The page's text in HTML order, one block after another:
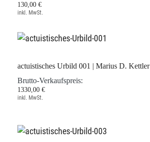
130,00 €
inkl. MwSt.
actuistisches Urbild 001 | Marius D. Kettler
Brutto-Verkaufspreis:
1330,00 €
inkl. MwSt.